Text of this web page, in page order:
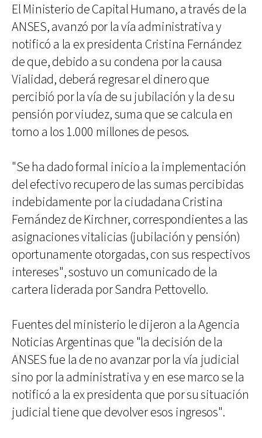
El Ministerio de Capital Humano, a través de la
ANSES, avanzó por la vía administrativa y
notificó a la ex presidenta Cristina Fernández
de que, debido a su condena por la causa
Vialidad, deberá regresar el dinero que
percibió por la vía de su jubilación y la de su
pensión por viudez, suma que se calcula en
torno a los 1.000 millones de pesos.
"Se ha dado formal inicio a la implementación
del efectivo recupero de las sumas percibidas
indebidamente por la ciudadana Cristina
Fernández de Kirchner, correspondientes a las
asignaciones vitalicias (jubilación y pensión)
oportunamente otorgadas, con sus respectivos
intereses", sostuvo un comunicado de la
cartera liderada por Sandra Pettovello.
Fuentes del ministerio le dijeron a la Agencia
Noticias Argentinas que "la decisión de la
ANSES fue la de no avanzar por la vía judicial
sino por la administrativa y en ese marco se la
notificó a la ex presidenta que por su situación
judicial tiene que devolver esos ingresos".